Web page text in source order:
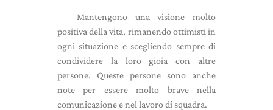
Mantengono una visione molto
positiva della vita, rimanendo ottimisti in
ogni situazione e scegliendo sempre di
condividere la loro gioia con altre
persone. Queste persone sono anche
note per essere molto brave nella
comunicazione e nel lavoro di squadra.